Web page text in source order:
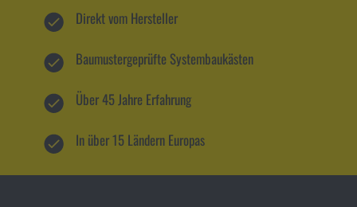
Direkt vom Hersteller
Baumustergeprüfte Systembaukästen
Über 45 Jahre Erfahrung
In über 15 Ländern Europas